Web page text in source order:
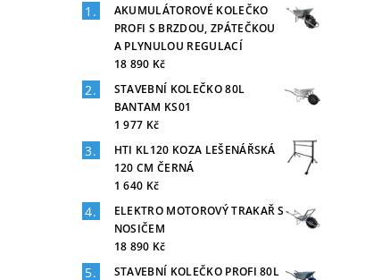
AKUMULÁTOROVÉ KOLEČKO
PROFI S BRZDOU, ZPÁTEČKOU
A PLYNULOU REGULACÍ
18 890 Kč
STAVEBNÍ KOLEČKO 80L
BANTAM KS01
1 977 Kč
HTI KL120 KOZA LEŠENÁŘSKÁ
120 CM ČERNÁ
1 640 Kč
ELEKTRO MOTOROVÝ TRAKAŘ S
NOSIČEM
18 890 Kč
STAVEBNÍ KOLEČKO PROFI 80L